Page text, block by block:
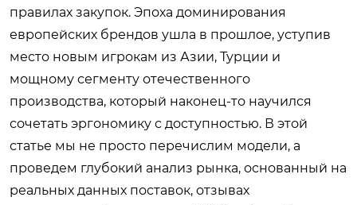
правилах закупок. Эпоха доминирования
европейских брендов ушла в прошлое, уступив
место новым игрокам из Азии, Турции и
мощному сегменту отечественного
производства, который наконец-то научился
сочетать эргономику с доступностью. В этой
статье мы не просто перечислим модели, а
проведем глубокий анализ рынка, основанный на
реальных данных поставок, отзывах